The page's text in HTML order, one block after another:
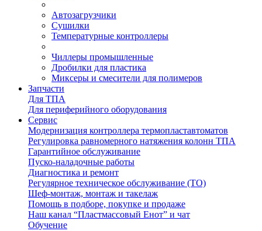
Автозагрузчики
Сушилки
Температурные контроллеры
Чиллеры промышленные
Дробилки для пластика
Миксеры и смесители для полимеров
Запчасти
Для ТПА
Для периферийного оборудования
Сервис
Модернизация контроллера термопластавтоматов
Регулировка равномерного натяжения колонн ТПА
Гарантийное обслуживание
Пуско-наладочные работы
Диагностика и ремонт
Регулярное техническое обслуживание (ТО)
Шеф-монтаж, монтаж и такелаж
Помощь в подборе, покупке и продаже
Наш канал “Пластмассовый Енот” и чат
Обучение